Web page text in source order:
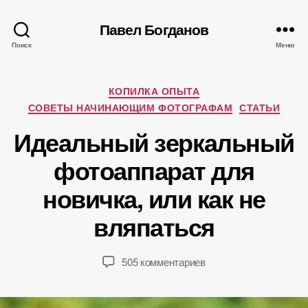
Поиск
Павел Богданов
Меню
Рубрики
КОПИЛКА ОПЫТА
СОВЕТЫ НАЧИНАЮЩИМ ФОТОГРАФАМ СТАТЬИ
Идеальный зеркальный
фотоаппарат для
новичка, или как не
вляпаться
записи
А
т
р
:
П
в
л
о
записи
8
0
.
505 комментариевк